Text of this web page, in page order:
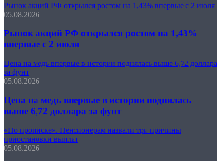
Рынок акций РФ открылся ростом на 1,43% впервые с 2 июля
05.08.2026
Рынок акций РФ открылся ростом на 1,43%
впервые с 2 июля
Цена на медь впервые в истории поднялась выше 6,72 доллара
за фунт
05.08.2026
Цена на медь впервые в истории поднялась
выше 6,72 доллара за фунт
«По прописке». Пенсионерам назвали три причины
приостановки выплат
05.08.2026